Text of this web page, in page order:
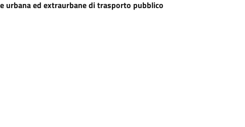
urbana ed extraurbane di trasporto pubblico